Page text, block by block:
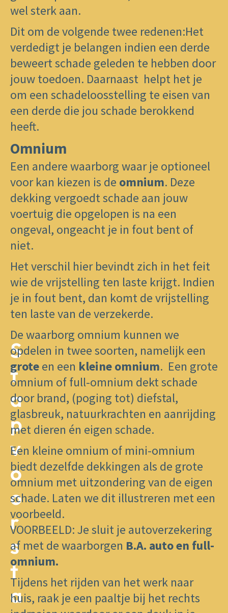
S
t
a
p
v
o
o
r
s
t
a
wel sterk aan.
Dit om de volgende twee redenen:Het
verdedigt je belangen indien een derde
beweert schade geleden te hebben door
jouw toedoen. Daarnaast helpt het je
om een schadeloosstelling te eisen van
een derde die jou schade berokkend
heeft.
Omnium
Een andere waarborg waar je optioneel
voor kan kiezen is de omnium. Deze
dekking vergoedt schade aan jouw
voertuig die opgelopen is na een
ongeval, ongeacht je in fout bent of
niet.
Het verschil hier bevindt zich in het feit
wie de vrijstelling ten laste krijgt. Indien
je in fout bent, dan komt de vrijstelling
ten laste van de verzekerde.
De waarborg omnium kunnen we
opdelen in twee soorten, namelijk een
groteen een kleine omnium. Een grote
omnium of full-omnium dekt schade
door brand, (poging tot) diefstal,
glasbreuk, natuurkrachten en aanrijding
met dieren én eigen schade.
​Een kleine omnium of mini-omnium
biedt dezelfde dekkingen als de grote
omnium met uitzondering van de eigen
schade. Laten we dit illustreren met een
voorbeeld.
VOORBEELD: ​Je sluit ​je autoverzekering
af met de waarborgen B.A. auto en full-
omnium.
Tijdens het rijden van het werk naar
huis, raak je een paaltje bij het rechts